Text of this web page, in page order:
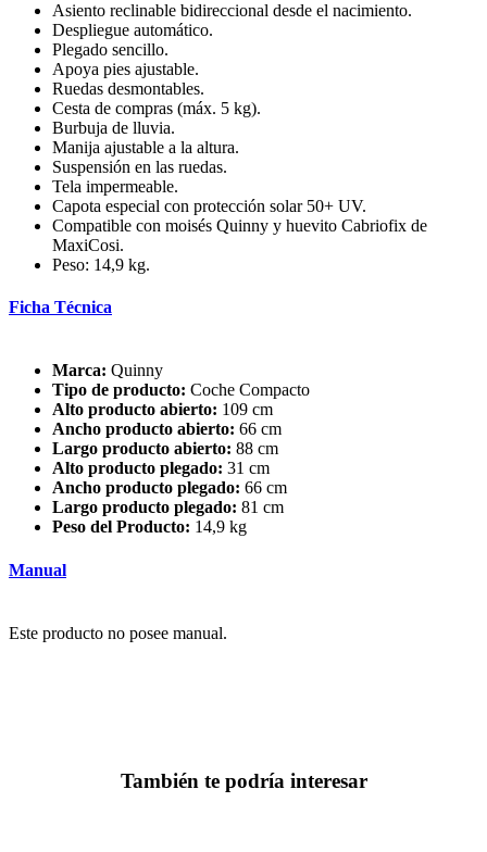
Asiento reclinable bidireccional desde el nacimiento.
Despliegue automático.
Plegado sencillo.
Apoya pies ajustable.
Ruedas desmontables.
Cesta de compras (máx. 5 kg).
Burbuja de lluvia.
Manija ajustable a la altura.
Suspensión en las ruedas.
Tela impermeable.
Capota especial con protección solar 50+ UV.
Compatible con moisés Quinny y huevito Cabriofix de
MaxiCosi.
Peso: 14,9 kg.
Ficha Técnica
Marca: Quinny
Tipo de producto: Coche Compacto
Alto producto abierto: 109 cm
Ancho producto abierto: 66 cm
Largo producto abierto: 88 cm
Alto producto plegado: 31 cm
Ancho producto plegado: 66 cm
Largo producto plegado: 81 cm
Peso del Producto: 14,9 kg
Manual
Este producto no posee manual.
También te podría interesar